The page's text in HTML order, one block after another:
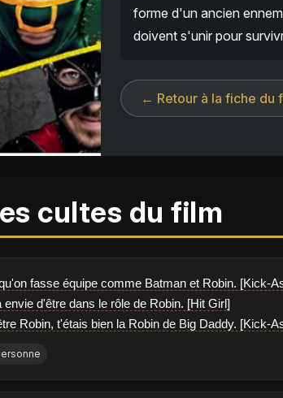
forme d'un ancien
doivent s'unir pour
← Retour à la fiche du
cultes du film
fasse équipe comme Batman et Robin. [Kick-
envie d'être dans le rôle de Robin. [Hit Girl]
Robin, t'étais bien la Robin de Big Daddy. [Kick-